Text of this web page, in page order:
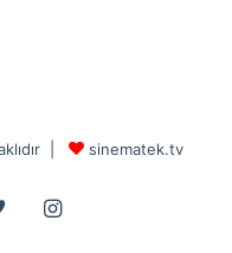
| sinematek.tv
VimeoInstagram